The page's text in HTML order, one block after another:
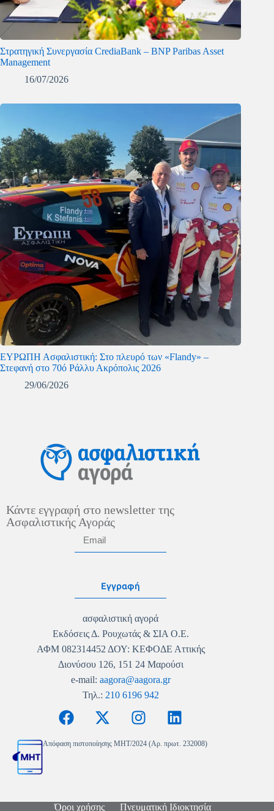
Στρατηγική Συνεργασία CrediaBank – BNP Paribas Asset
Management
16/07/2026
ΕΥΡΩΠΗ Ασφαλιστική: Στο πλευρό των «Flandy» –
Στεφανή στο 70ό Ράλλυ Ακρόπολις 2026
29/06/2026
Κάντε εγγραφή στο newsletter της
Ασφαλιστικής Αγοράς
Εγγραφή
ασφαλιστική αγορά
Εκδόσεις Δ. Ρουχωτάς & ΣΙΑ Ο.Ε.
ΑΦΜ 082314452 ΔΟΥ: ΚΕΦΟΔΕ Αττικής
Διονύσου 126, 151 24 Μαρούσι
e-mail: aagora@aagora.gr
Τηλ.: 210 6196 942
Απόφαση πιστοποίησης MHT/2024 (Αρ. πρωτ. 232008)
Όροι χρήσης Πνευματική Ιδιοκτησία